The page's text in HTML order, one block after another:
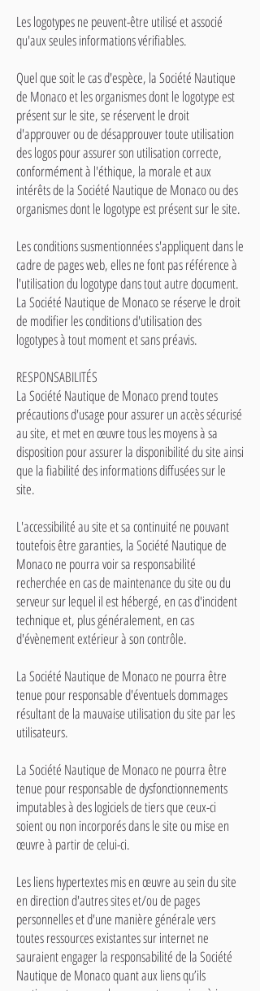
Les logotypes ne peuvent-être utilisé et associé
qu'aux seules informations vérifiables.
Quel que soit le cas d'espèce, la Société Nautique
de Monaco et les organismes dont le logotype est
présent sur le site, se réservent le droit
d'approuver ou de désapprouver toute utilisation
des logos pour assurer son utilisation correcte,
conformément à l'éthique, la morale et aux
intérêts de la Société Nautique de Monaco ou des
organismes dont le logotype est présent sur le site.
Les conditions susmentionnées s'appliquent dans le
cadre de pages web, elles ne font pas référence à
l'utilisation du logotype dans tout autre document.
La Société Nautique de Monaco se réserve le droit
de modifier les conditions d'utilisation des
logotypes à tout moment et sans préavis.
RESPONSABILITÉS
La Société Nautique de Monaco prend toutes
précautions d'usage pour assurer un accès sécurisé
au site, et met en œuvre tous les moyens à sa
disposition pour assurer la disponibilité du site ainsi
que la fiabilité des informations diffusées sur le
site.
L'accessibilité au site et sa continuité ne pouvant
toutefois être garanties, la Société Nautique de
Monaco ne pourra voir sa responsabilité
recherchée en cas de maintenance du site ou du
serveur sur lequel il est hébergé, en cas d'incident
technique et, plus généralement, en cas
d'évènement extérieur à son contrôle.
La Société Nautique de Monaco ne pourra être
tenue pour responsable d'éventuels dommages
résultant de la mauvaise utilisation du site par les
utilisateurs.
La Société Nautique de Monaco ne pourra être
tenue pour responsable de dysfonctionnements
imputables à des logiciels de tiers que ceux-ci
soient ou non incorporés dans le site ou mise en
œuvre à partir de celui-ci.
Les liens hypertextes mis en œuvre au sein du site
en direction d'autres sites et/ou de pages
personnelles et d'une manière générale vers
toutes ressources existantes sur internet ne
sauraient engager la responsabilité de la Société
Nautique de Monaco quant aux liens qu’ils